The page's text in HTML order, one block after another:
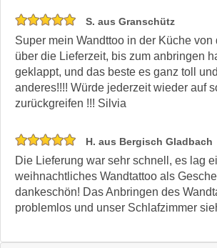
S. aus Granschütz
Super mein Wandttoo in der Küche von
über die Lieferzeit, bis zum anbringen
geklappt, und das beste es ganz toll
anderes!!!! Würde jederzeit wieder auf
zurückgreifen !!! Silvia
H. aus Bergisch Gladbach
Die Lieferung war sehr schnell, es lag
weihnachtliches Wandtattoo als
dankeschön! Das Anbringen des
problemlos und unser Schlafzimmer